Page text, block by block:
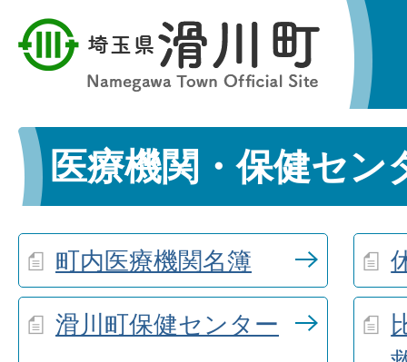
医療機関・保健セン
町内医療機関名簿
滑川町保健センター